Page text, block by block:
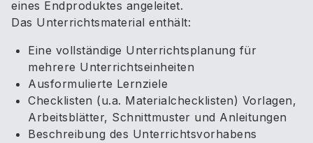
eines Endproduktes angeleitet.
Das Unterrichtsmaterial enthält:
Eine vollständige Unterrichtsplanung für
mehrere Unterrichtseinheiten
Ausformulierte Lernziele
Checklisten (u.a. Materialchecklisten) Vorlagen,
Arbeitsblätter, Schnittmuster und Anleitungen
Beschreibung des Unterrichtsvorhabens